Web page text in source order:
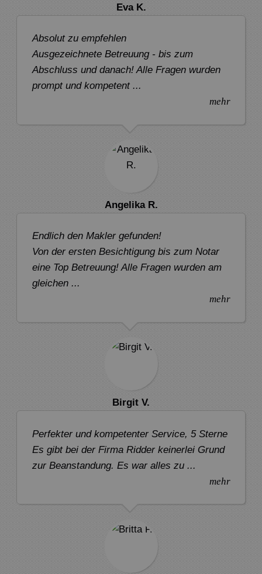
Eva K.
Absolut zu empfehlen
Ausgezeichnete Betreuung - bis zum
Abschluss und danach! Alle Fragen wurden
prompt und kompetent ...
mehr
Angelika R.
Endlich den Makler gefunden!
Von der ersten Besichtigung bis zum Notar
eine Top Betreuung! Alle Fragen wurden am
gleichen ...
mehr
Birgit V.
Perfekter und kompetenter Service, 5 Sterne
Es gibt bei der Firma Ridder keinerlei Grund
zur Beanstandung. Es war alles zu ...
mehr